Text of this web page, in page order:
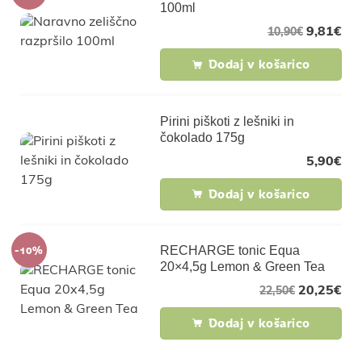
100ml
9,81€
10,90€
Dodaj v košarico
Pirini piškoti z lešniki in
čokolado 175g
5,90€
Dodaj v košarico
-10%
RECHARGE tonic Equa
20×4,5g Lemon & Green Tea
20,25€
22,50€
Dodaj v košarico